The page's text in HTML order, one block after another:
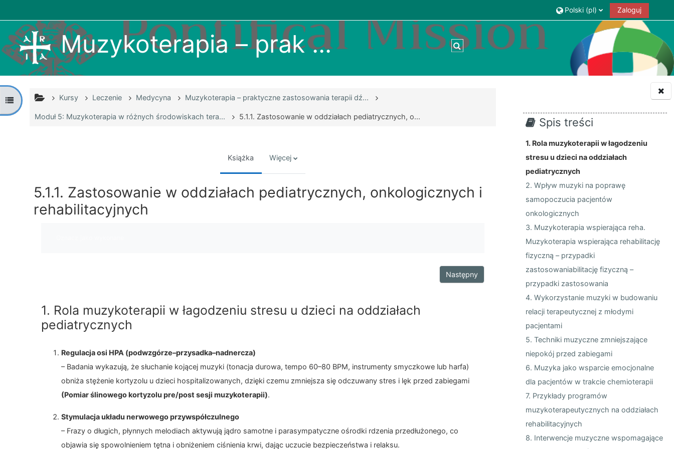
Spis treści
1. Rola muzykoterapii w łagodzeniu
stresu u dzieci na oddziałach
pediatrycznych
2. Wpływ muzyki na poprawę
samopoczucia pacjentów
onkologicznych
3. Muzykoterapia wspierająca reha.
Muzykoterapia wspierająca rehabilitację
fizyczną – przypadki
zastosowaniabilitację fizyczną –
przypadki zastosowania
4. Wykorzystanie muzyki w budowaniu
relacji terapeutycznej z młodymi
pacjentami
5. Techniki muzyczne zmniejszające
niepokój przed zabiegami
6. Muzyka jako wsparcie emocjonalne
dla pacjentów w trakcie chemioterapii
7. Przykłady programów
muzykoterapeutycznych na oddziałach
rehabilitacyjnych
8. Interwencje muzyczne wspomagające
Polski ‎(pl)‎ Zaloguj
Muzykoterapia – prak ... Przełącznik wyszukiwarki
Otwórz indeks kursu
Kursy Leczenie Medycyna Muzykoterapia – praktyczne zastosowania terapii dź...
Moduł 5: Muzykoterapia w różnych środowiskach tera... 5.1.1. Zastosowanie w oddziałach pediatrycznych, o...
Książka Więcej
5.1.1. Zastosowanie w oddziałach pediatrycznych, onkologicznych i
rehabilitacyjnych
Następny
1. Rola muzykoterapii w łagodzeniu stresu u dzieci na oddziałach
pediatrycznych
Regulacja osi HPA (podwzgórze–przysadka–nadnercza)
– Badania wykazują, że słuchanie kojącej muzyki (tonacja durowa, tempo 60–80 BPM, instrumenty smyczkowe lub harfa)
obniża stężenie kortyzolu u dzieci hospitalizowanych, dzięki czemu zmniejsza się odczuwany stres i lęk przed zabiegami
(Pomiar ślinowego kortyzolu pre/post sesji muzykoterapii).
Stymulacja układu nerwowego przywspółczulnego
– Frazy o długich, płynnych melodiach aktywują jądro samotne i parasympatyczne ośrodki rdzenia przedłużonego, co
objawia się spowolnieniem tętna i obniżeniem ciśnienia krwi, dając uczucie bezpieczeństwa i relaksu.